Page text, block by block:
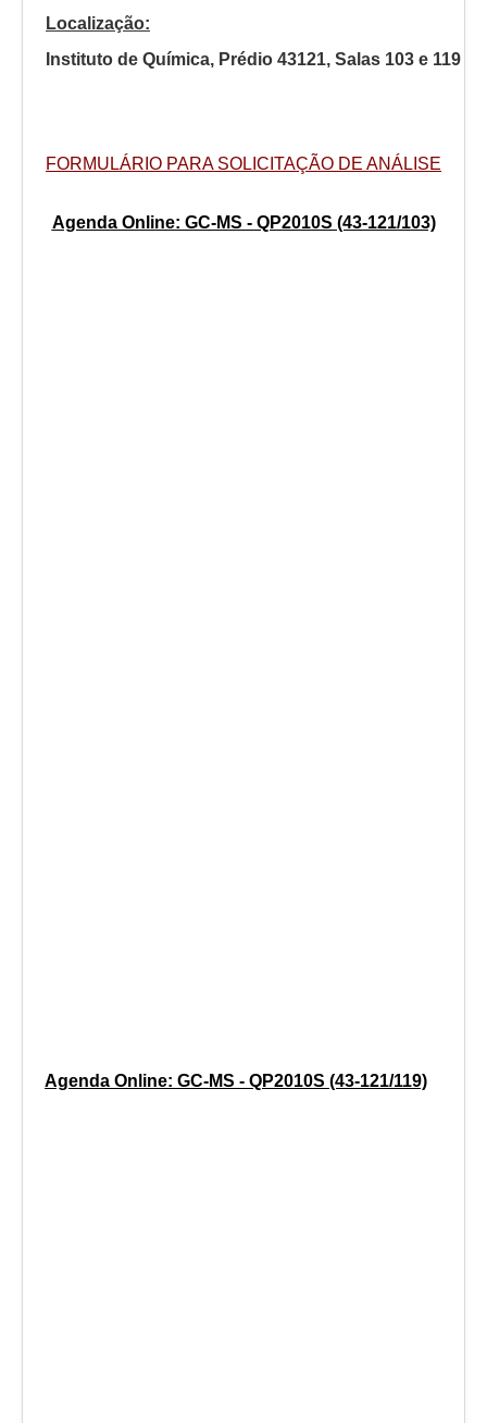
10:00 - 14:00
Localização:
Instituto de Química, Prédio 43121, Salas 103 e 119
FORMULÁRIO PARA SOLICITAÇÃO DE ANÁLISE
Agenda Online: GC-MS - QP2010S (43-121/103)
Agenda Online: GC-MS - QP2010S (43-121/119)